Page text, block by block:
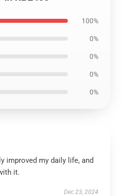
100%
0%
0%
0%
0%
improved my daily life, and
it.
Dec 23, 2024